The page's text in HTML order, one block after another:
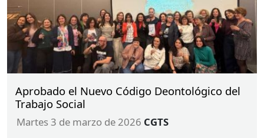
Aprobado el Nuevo Código Deontológico del
Trabajo Social
martes 3 de marzo de 2026 CGTS